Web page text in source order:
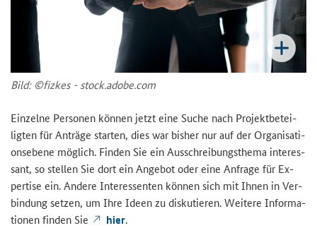
Bild: ©fiz­kes - stock.adobe.com
Ein­zel­ne Per­so­nen kön­nen jetzt eine Suche nach Pro­jekt­be­tei­
lig­ten für An­trä­ge star­ten, dies war bis­her nur auf der Or­ga­ni­sa­ti­
ons­ebe­ne mög­lich. Fin­den Sie ein Aus­schrei­bungs­the­ma in­ter­es­
sant, so stel­len Sie dort ein An­ge­bot oder eine An­fra­ge für Ex­
per­ti­se ein. An­de­re In­ter­es­sen­ten kön­nen sich mit Ihnen in Ver­
bin­dung set­zen, um Ihre Ideen zu dis­ku­tie­ren. Wei­te­re In­for­ma­
tio­nen fin­den Sie
hier.